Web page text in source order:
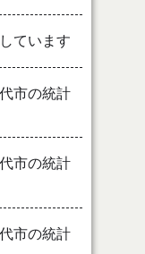
ています
市の統計
市の統計
市の統計